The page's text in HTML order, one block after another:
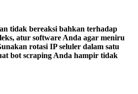
tidak bereaksi bahkan terhadap
atur software Anda agar meniru
rotasi IP seluler dalam satu
bot scraping Anda hampir tidak